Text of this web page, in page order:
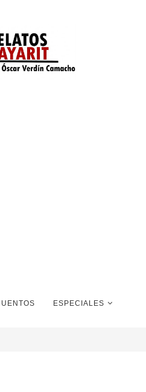
ESPECIALES